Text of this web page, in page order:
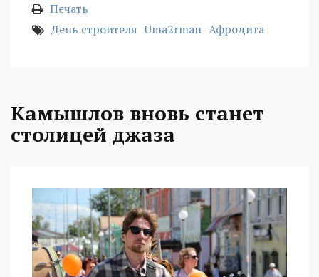
Печать
День строителя Uma2rman Афродита
Камышлов вновь станет
столицей джаза